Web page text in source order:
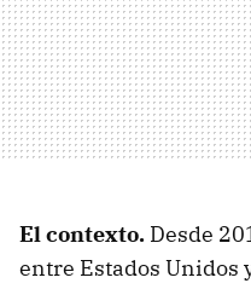
El contexto. Desde
entre Estados Unidos